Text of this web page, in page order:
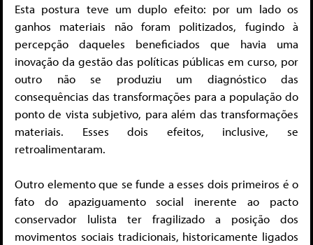
Esta postura teve um duplo efeito: por um lado os
ganhos materiais não foram politizados, fugindo à
percepção daqueles beneficiados que havia uma
inovação da gestão das políticas públicas em curso, por
outro não se produziu um diagnóstico das
consequências das transformações para a população do
ponto de vista subjetivo, para além das transformações
materiais. Esses dois efeitos, inclusive, se
retroalimentaram.
Outro elemento que se funde a esses dois primeiros é o
fato do apaziguamento social inerente ao pacto
conservador lulista ter fragilizado a posição dos
movimentos sociais tradicionais, historicamente ligados